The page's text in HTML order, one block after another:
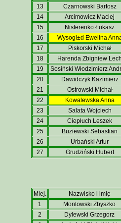
13
Czarnowski Bartosz
14
Arcimowicz Maciej
15
Nisterenko Łukasz
16
Wysogl±d Ewelina
17
Piskorski Michał
18
Harenda Zbigniew
19
Sosiński Włodzimierz
20
Dawidczyk Kazimierz
21
Ostrowski Michał
22
Kowalewska Anna
23
Salata Wojciech
24
Ciepłuch Leszek
25
Buziewski Sebastian
26
Urbański Artur
27
Grudziński Hubert
Miej.
Nazwisko i imię
1
Montowski Zbyszko
2
Dylewski Grzegorz